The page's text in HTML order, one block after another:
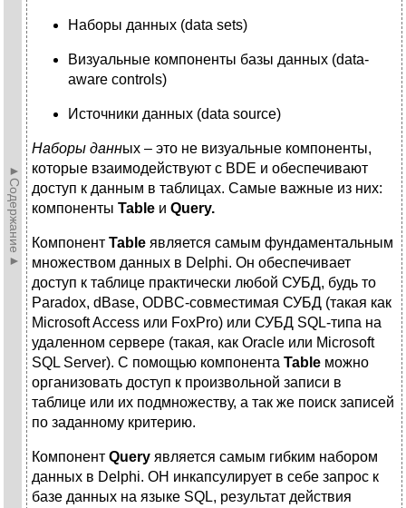
►Содержание►
Наборы данных (data sets)
Визуальные компоненты базы данных (data-
aware controls)
Источники данных (data source)
Наборы данных – это не визуальные компоненты,
которые взаимодействуют с BDE и обеспечивают
доступ к данным в таблицах. Самые важные из них:
компоненты Table и Query.
Компонент Table является самым фундаментальным
множеством данных в Delphi. Он обеспечивает
доступ к таблице практически любой СУБД, будь то
Paradox, dBase, ODBC-совместимая СУБД (такая как
Microsoft Access или FoxPro) или СУБД SQL-типа на
удаленном сервере (такая, как Oracle или Microsoft
SQL Server). С помощью компонента Table можно
организовать доступ к произвольной записи в
таблице или их подмножеству, а так же поиск записей
по заданному критерию.
Компонент Query является самым гибким набором
данных в Delphi. ОН инкапсулирует в себе запрос к
базе данных на языке SQL, результат действия